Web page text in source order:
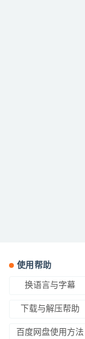
使用帮助
换语言与字幕
下载与解压帮助
百度网盘使用方法